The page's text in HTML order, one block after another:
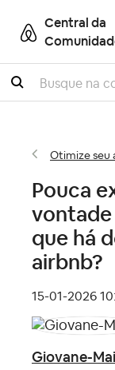
Central da
Pesquisar
Otimize seu
Pouca
que há
airbnb?
‎15-01-2026
Giovane-